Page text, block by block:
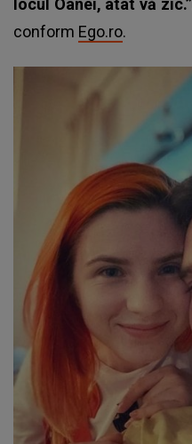
locul Oanei, atât vă zic.”
conform Ego.ro.